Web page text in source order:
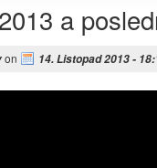
a
on 14. Listopad 2013 -